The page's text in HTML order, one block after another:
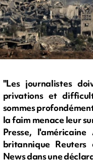
"Les journalistes
privations et
sommes
la faim menace leur
Presse,
britannique
News dans une